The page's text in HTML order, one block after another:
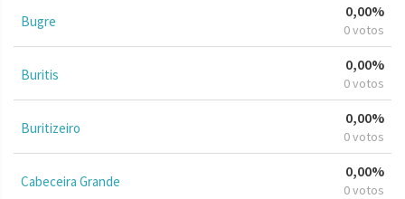
Bugre
0,00%
0 votos
Buritis
0,00%
0 votos
Buritizeiro
0,00%
0 votos
Cabeceira Grande
0,00%
0 votos